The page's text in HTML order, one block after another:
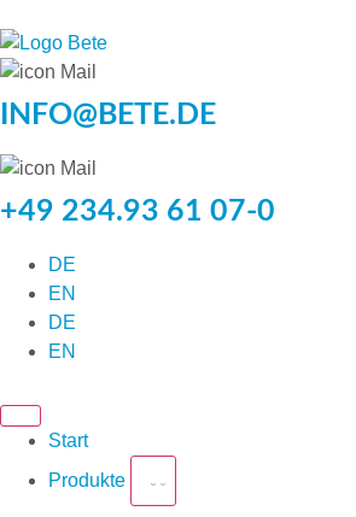
INFO@BETE.DE
+49 234.93 61 07-0
DE
EN
DE
EN
Start
Produkte